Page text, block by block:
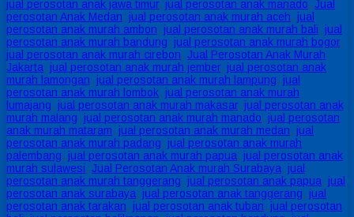
jual perosotan anak jawa timur, jual perosotan anak manado, Jual
perosotan Anak Medan, jual perosotan anak murah aceh, jual
perosotan anak murah ambon, jual perosotan anak murah bali, jual
perosotan anak murah bandung, jual perosotan anak murah bogor,
jual perosotan anak murah cirebon, Jual Perosotan Anak Murah
Jakarta, jual perosotan anak murah jember, jual perosotan anak
murah lamongan, jual perosotan anak murah lampung, jual
perosotan anak murah lombok, jual perosotan anak murah
lumajang, jual perosotan anak murah makasar, jual perosotan anak
murah malang, jual perosotan anak murah manado, jual perosotan
anak murah mataram, jual perosotan anak murah medan, jual
perosotan anak murah padang, jual perosotan anak murah
palembang, jual perosotan anak murah papua, jual perosotan anak
murah sulawesi, Jual Perosotan Anak murah Surabaya, jual
perosotan anak murah tanggerang, jual perosotan anak papua, jual
perosotan anak surabaya, jual perosotan anak tanggerang, jual
perosotan anak tarakan, jual perosotan anak tuban, jual perosotan